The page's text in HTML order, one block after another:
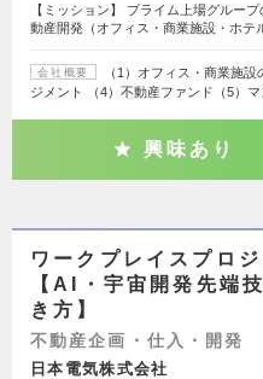
【ミッション】 プライム上場グルー
動産開発（オフィス・商業施設・ホテ
会社概要
（1）オフィス・商業施
ジメント （4）不動産ファンド（5）
興味あり
ワークプレイスプロ
【AI・宇宙開発先端
き方】
不動産企画・仕入・開発
日本電気株式会社